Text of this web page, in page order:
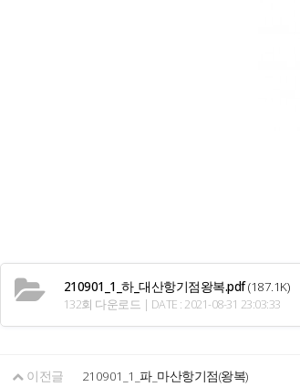
210901_1_하_대산항기점왕복.pdf(187.1K)
132회 다운로드 | DATE : 2021-08-31 23:03:33
이전글 210901_1_파_마산항기점(왕복)